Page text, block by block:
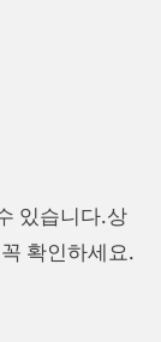
있습니다.상
확인하세요.